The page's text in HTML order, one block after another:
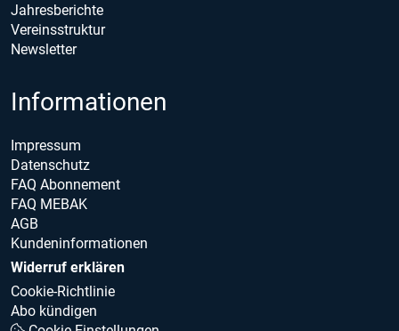
Jahresberichte
Vereinsstruktur
Newsletter
Informationen
Impressum
Datenschutz
FAQ Abonnement
FAQ MEBAK
AGB
Kundeninformationen
Widerruf erklären
Cookie-Richtlinie
Abo kündigen